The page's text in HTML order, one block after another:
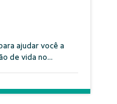
ajudar você a
de vida no...